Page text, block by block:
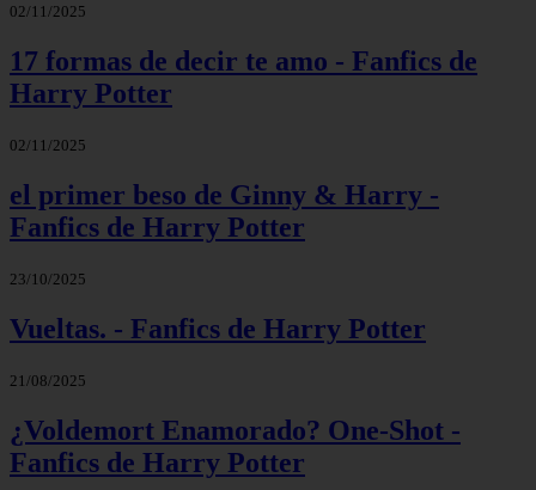
02/11/2025
17 formas de decir te amo - Fanfics de
Harry Potter
02/11/2025
el primer beso de Ginny & Harry -
Fanfics de Harry Potter
23/10/2025
Vueltas. - Fanfics de Harry Potter
21/08/2025
¿Voldemort Enamorado? One-Shot -
Fanfics de Harry Potter